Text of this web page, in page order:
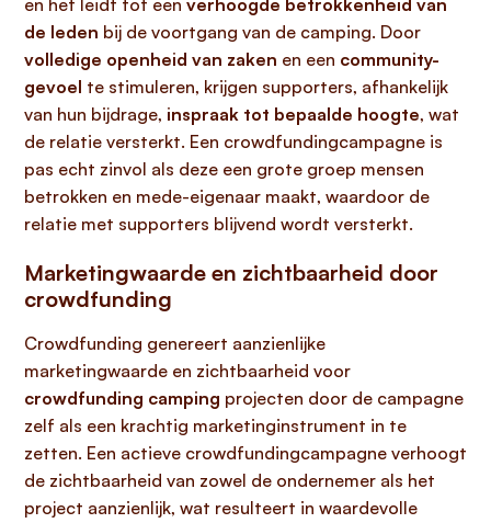
en het leidt tot een verhoogde betrokkenheid van
de leden bij de voortgang van de camping. Door
volledige openheid van zaken en een community-
gevoel te stimuleren, krijgen supporters, afhankelijk
van hun bijdrage, inspraak tot bepaalde hoogte, wat
de relatie versterkt. Een crowdfundingcampagne is
pas echt zinvol als deze een grote groep mensen
betrokken en mede-eigenaar maakt, waardoor de
relatie met supporters blijvend wordt versterkt.
Marketingwaarde en zichtbaarheid door
crowdfunding
Crowdfunding genereert aanzienlijke
marketingwaarde en zichtbaarheid voor
crowdfunding camping projecten door de campagne
zelf als een krachtig marketinginstrument in te
zetten. Een actieve crowdfundingcampagne verhoogt
de zichtbaarheid van zowel de ondernemer als het
project aanzienlijk, wat resulteert in waardevolle